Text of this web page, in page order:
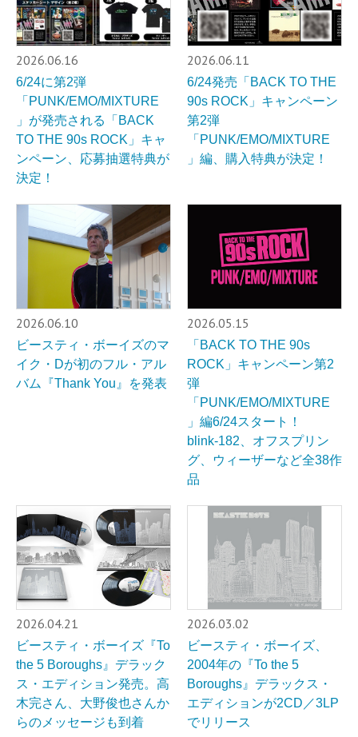
2026.06.16
6/24に第2弾
「PUNK/EMO/MIXTURE
」が発売される「BACK
TO THE 90s ROCK」キャ
ンペーン、応募抽選特典が
決定！
2026.06.11
6/24発売「BACK TO THE
90s ROCK」キャンペーン
第2弾
「PUNK/EMO/MIXTURE
」編、購入特典が決定！
2026.06.10
ビースティ・ボーイズのマ
イク・Dが初のフル・アル
バム『Thank You』を発表
2026.05.15
「BACK TO THE 90s
ROCK」キャンペーン第2
弾
「PUNK/EMO/MIXTURE
」編6/24スタート！
blink-182、オフスプリン
グ、ウィーザーなど全38作
品
2026.04.21
ビースティ・ボーイズ『To
the 5 Boroughs』デラック
ス・エディション発売。高
木完さん、大野俊也さんか
らのメッセージも到着
2026.03.02
ビースティ・ボーイズ、
2004年の『To the 5
Boroughs』デラックス・
エディションが2CD／3LP
でリリース